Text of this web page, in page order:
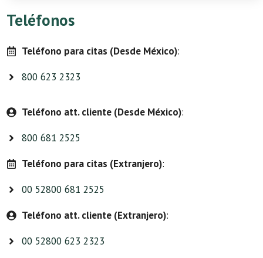
Teléfonos
Teléfono para citas (Desde México):
800 623 2323
Teléfono att. cliente (Desde México):
800 681 2525
Teléfono para citas (Extranjero):
00 52800 681 2525
Teléfono att. cliente (Extranjero):
00 52800 623 2323